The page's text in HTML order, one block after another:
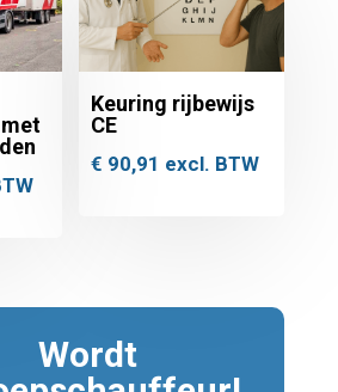
Keuring rijbewijs
CE
€ 90,91 excl. BTW
Wordt